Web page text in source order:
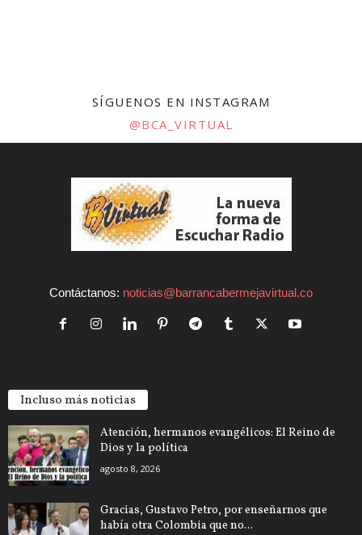
SÍGUENOS EN INSTAGRAM
@BCA_VIRTUAL
Contáctanos: noticias@barrancabermejavirtual.co
Incluso más noticias
Atención, hermanos evangélicos: El Reino de
Dios y la política
agosto 8, 2026
Gracias, Gustavo Petro, por enseñarnos que
había otra Colombia que no...